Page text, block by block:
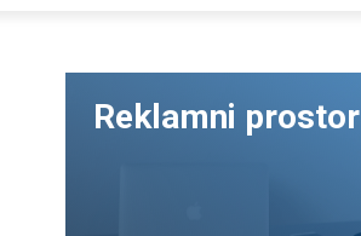
Reklamni prostor